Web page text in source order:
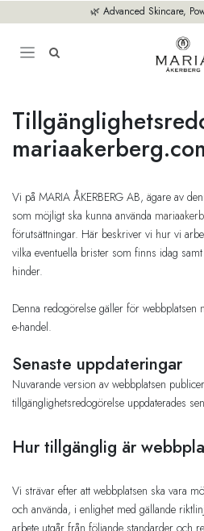
🌿 Advanced Skincare,
Vi på MARIA ÅKERBERG AB, ägare av
som möjligt ska kunna använda
förutsättningar. Här beskriver vi hur vi
vilka eventuella brister som finns idag
hinder.
Denna redogörelse gäller för webbplatsen
e-handel.
Senaste uppdateringar
Nuvarande version av webbplatsen
tillgänglighetsredogörelse uppdaterades
Hur tillgänglig är
Vi strävar efter att webbplatsen ska vara
och använda, i enlighet med gällande
arbete utgår från följande standarder och